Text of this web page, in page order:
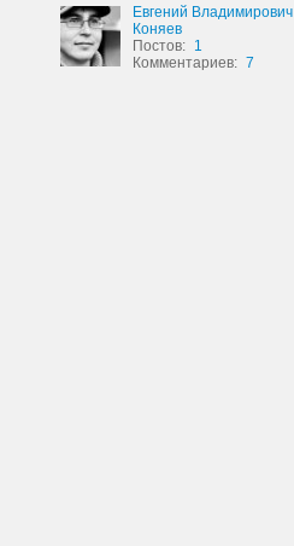
Евгений Владимирович
Коняев
Постов: 1
Комментариев: 7